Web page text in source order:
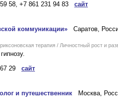
58, +7 861 231 94 83 сайт
коммуникации» Саратов,
терапия / Личностный рост и
67 29 сайт
и путешественник Москва,